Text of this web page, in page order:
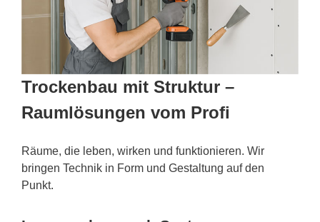
Trockenbau mit Struktur –
Raumlösungen vom Profi
Räume, die leben, wirken und funktionieren. Wir
bringen Technik in Form und Gestaltung auf den
Punkt.